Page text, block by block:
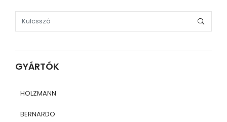
GYÁRTÓK
HOLZMANN
BERNARDO